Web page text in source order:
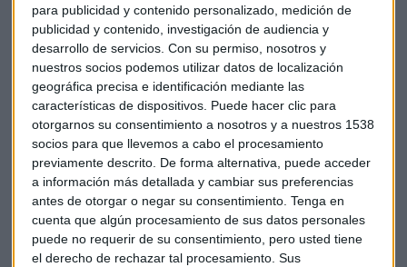
para publicidad y contenido personalizado, medición de
publicidad y contenido, investigación de audiencia y
desarrollo de servicios. Con su permiso, nosotros y
nuestros socios podemos utilizar datos de localización
geográfica precisa e identificación mediante las
características de dispositivos. Puede hacer clic para
otorgarnos su consentimiento a nosotros y a nuestros 1538
socios para que llevemos a cabo el procesamiento
previamente descrito. De forma alternativa, puede acceder
a información más detallada y cambiar sus preferencias
antes de otorgar o negar su consentimiento. Tenga en
cuenta que algún procesamiento de sus datos personales
puede no requerir de su consentimiento, pero usted tiene
el derecho de rechazar tal procesamiento. Sus
NOTICIA
La Casa Blanca descarta que las elecciones en EEUU
cambien de fecha
Juan José Macía